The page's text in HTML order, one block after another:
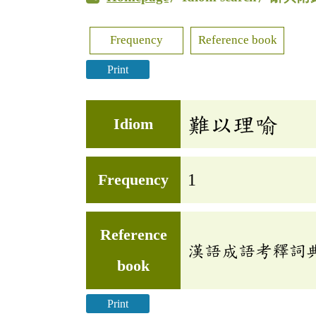
Frequency Reference book
Print
Idiom 難以理喻
Frequency 1
Reference
book
漢語成語考釋詞
Print